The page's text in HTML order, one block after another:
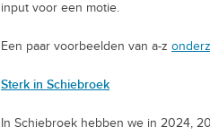
input voor een motie.
Een paar voorbeelden van a-z
Sterk in Schiebroek
In Schiebroek hebben we in 2024,